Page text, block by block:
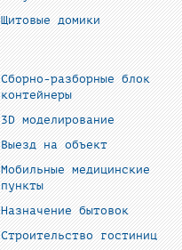
Щитовые домики
Сборно-разборные блок
контейнеры
3D моделирование
Выезд на объект
Мобильные медицинские
пункты
Назначение бытовок
Строительство гостиниц